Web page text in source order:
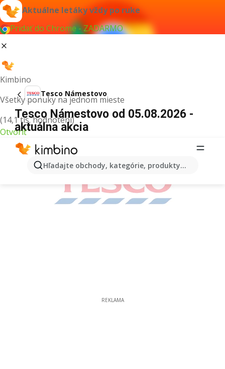
Aktuálne letáky vždy po ruke
Pridať do Chrome - ZADARMO
Kimbino
Všetky ponuky na jednom mieste
(14,1 tis. hodnotení)
Otvoriť
Hľadajte obchody, kategórie, produkty...
Tesco Námestovo
Tesco Námestovo od 05.08.2026 -
aktuálna akcia
REKLAMA